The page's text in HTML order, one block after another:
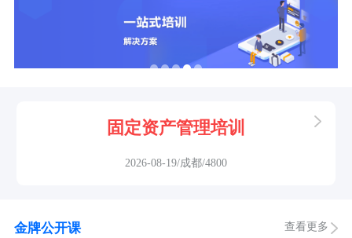
固定资产管理培训
2026-08-19/成都/4800
金牌公开课 查看更多